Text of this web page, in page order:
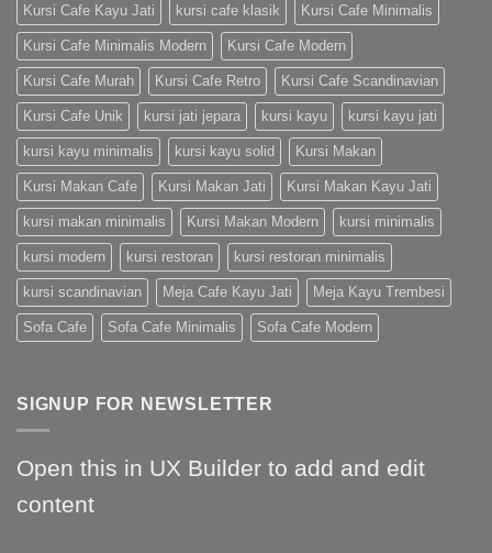
Kursi Cafe Kayu Jati kursi cafe klasik Kursi Cafe Minimalis
Kursi Cafe Minimalis Modern Kursi Cafe Modern
Kursi Cafe Murah Kursi Cafe Retro Kursi Cafe Scandinavian
Kursi Cafe Unik kursi jati jepara kursi kayu kursi kayu jati
kursi kayu minimalis kursi kayu solid Kursi Makan
Kursi Makan Cafe Kursi Makan Jati Kursi Makan Kayu Jati
kursi makan minimalis Kursi Makan Modern kursi minimalis
kursi modern kursi restoran kursi restoran minimalis
kursi scandinavian Meja Cafe Kayu Jati Meja Kayu Trembesi
Sofa Cafe Sofa Cafe Minimalis Sofa Cafe Modern
SIGNUP FOR NEWSLETTER
Open this in UX Builder to add and edit
content